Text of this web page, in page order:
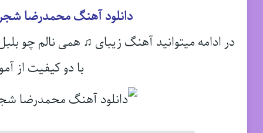
دانلود آهنگ محمدرضا
در ادامه میتوانید آهنگ زیبای ♫ همی نالم چو
با دو کیفیت از